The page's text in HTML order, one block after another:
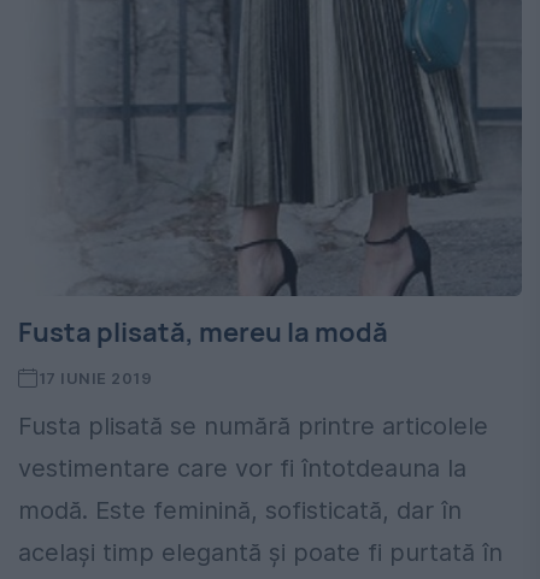
Fusta plisată, mereu la modă
17 IUNIE 2019
Fusta plisată se numără printre articolele
vestimentare care vor fi întotdeauna la
modă. Este feminină, sofisticată, dar în
același timp elegantă și poate fi purtată în